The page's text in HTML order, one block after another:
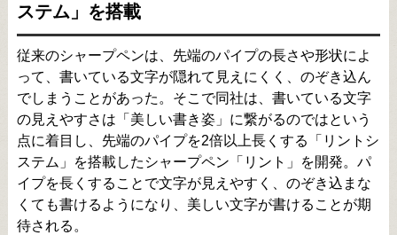
ステム」を搭載
従来のシャープペンは、先端のパイプの長さや形状によ
って、書いている文字が隠れて見えにくく、のぞき込ん
でしまうことがあった。そこで同社は、書いている文字
の見えやすさは「美しい書き姿」に繋がるのではという
点に着目し、先端のパイプを2倍以上長くする「リントシ
ステム」を搭載したシャープペン「リント」を開発。パ
イプを長くすることで文字が見えやすく、のぞき込まな
くても書けるようになり、美しい文字が書けることが期
待される。